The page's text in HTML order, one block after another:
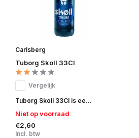
Carlsberg
Tuborg Skoll 33Cl
Vergelijk
Tuborg Skoll 33Cl is ee...
Niet op voorraad
€2,60
Incl. btw